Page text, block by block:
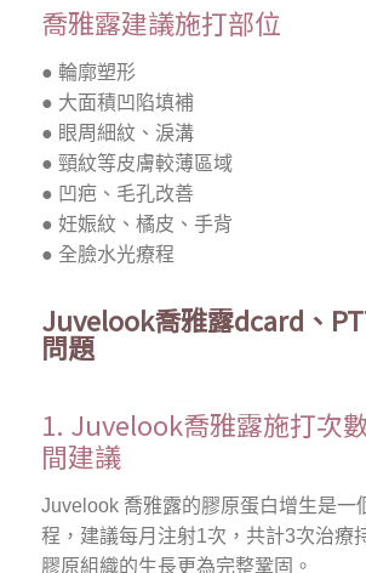
喬雅露建議施打部位
● 輪廓塑形
● 大面積凹陷填補
● 眼周細紋、淚溝
● 頸紋等皮膚較薄區域
● 凹疤、毛孔改善
● 妊娠紋、橘皮、手背
● 全臉水光療程
Juvelook喬雅露dcard、
問題
1. Juvelook喬雅露施打次
間建議
Juvelook 喬雅露的膠原蛋白增生是一
程，建議每月注射1次，共計3次治療
膠原組織的生長更為完整鞏固。